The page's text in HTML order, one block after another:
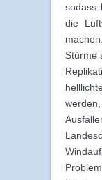
sodass
die
Stürme